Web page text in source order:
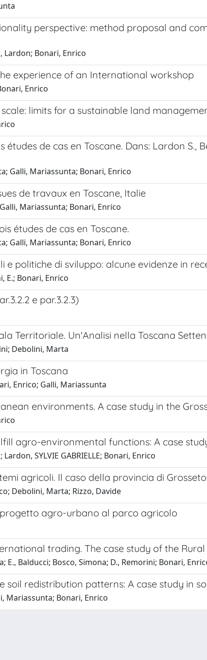
perspective: method proposal and
Lardon; Bonari, Enrico
experience of an International workshop
Enrico
limits for a sustainable land
de cas en Toscane. Dans: Lardon S.,
Galli, Mariassunta; Bonari, Enrico
de travaux en Toscane, Italie
Mariassunta; Bonari, Enrico
études de cas en Toscane.
Galli, Mariassunta; Bonari, Enrico
politiche di sviluppo: alcune evidenze in
E.; Bonari, Enrico
e par.3.2.3)
Territoriale. Un'Analisi nella Toscana
Debolini, Marta
in Toscana
Enrico; Galli, Mariassunta
environments. A case study in the
agro-environmental functions: A case
SYLVIE GABRIELLE; Bonari, Enrico
agricoli. Il caso della provincia di
Debolini, Marta; Rizzo, Davide
agro-urbano al parco agricolo
trading. The case study of the
E., Balducci; Bosco, Simona; D., Remorini; Bonari,
redistribution patterns: A case study in
Mariassunta; Bonari, Enrico